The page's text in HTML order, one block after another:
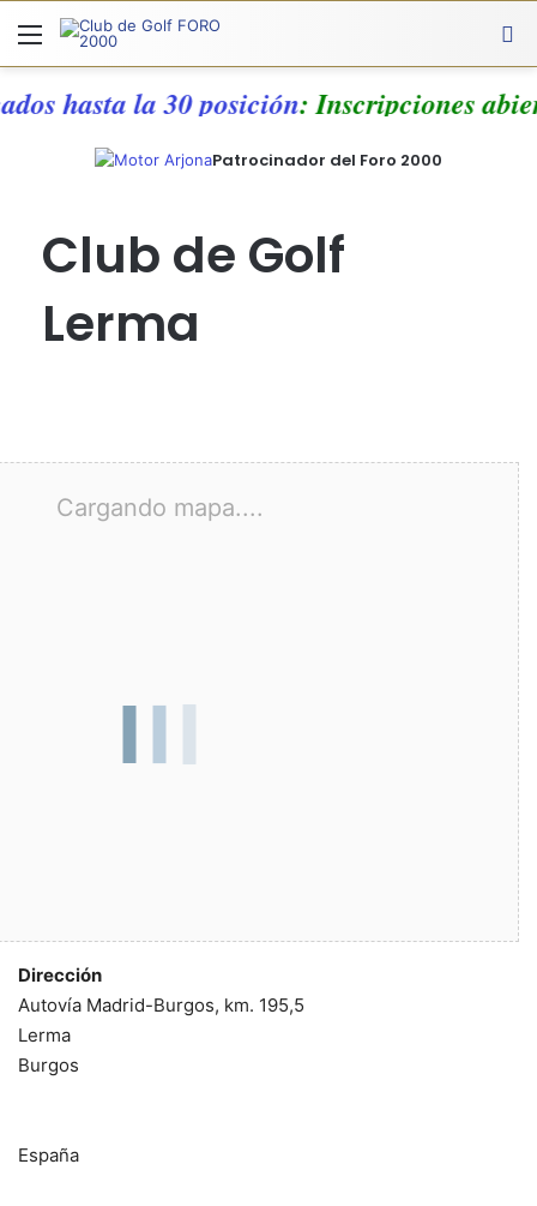
Menú
hasta la 30 posición: Inscripciones
Patrocinador del Foro 2000
Club de Golf
Lerma
Cargando mapa....
Dirección
Autovía Madrid-Burgos, km. 195,5
Lerma
Burgos
España